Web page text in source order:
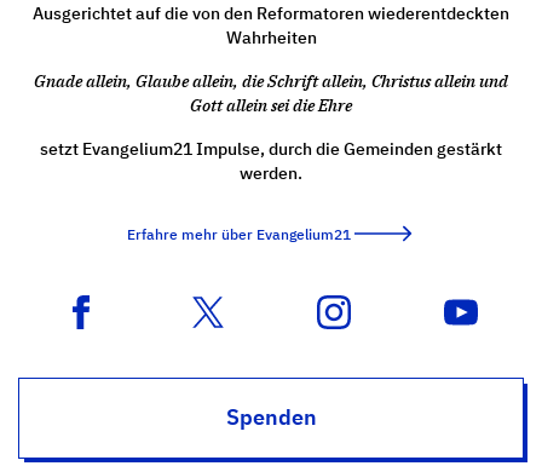
Ausgerichtet auf die von den Reformatoren wiederentdeckten
Wahrheiten
Gnade allein, Glaube allein, die Schrift allein, Christus allein und
Gott allein sei die Ehre
setzt Evangelium21 Impulse, durch die Gemeinden gestärkt
werden.
Erfahre mehr über Evangelium21
Spenden